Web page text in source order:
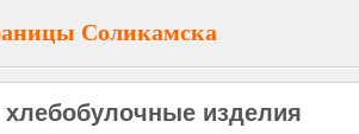
Соликамска
изделия